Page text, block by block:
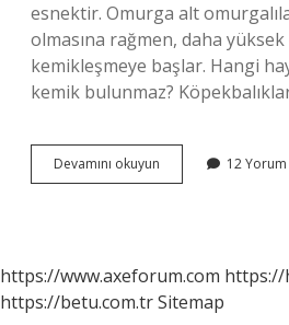
esnektir. Omurga alt
olmasına rağmen, daha
kemikleşmeye başlar. Hangi
kemik bulunmaz?
Devamını okuyun
Hayvanın
12 Yorum
https://www.axeforum.com https://
https://betu.com.trSitemap